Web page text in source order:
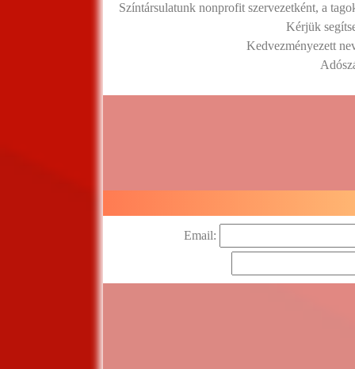
Színtársulatunk nonprofit szervezetként, a
Kérjük
Kedvezményezett
Email: